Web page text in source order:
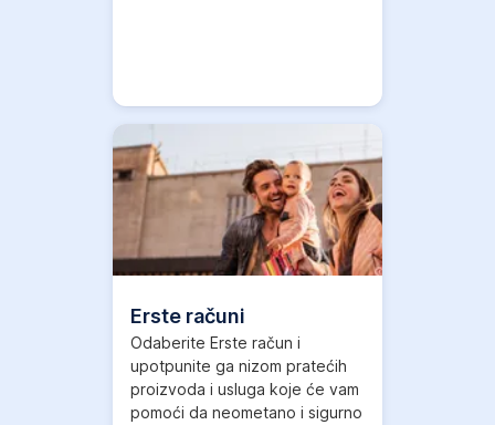
Više informacija
,
Otvori
novom
tabu
Erste računi
Odaberite Erste račun i
upotpunite ga nizom pratećih
proizvoda i usluga koje će vam
pomoći da neometano i sigurno